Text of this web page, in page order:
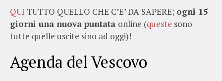
QUI TUTTO QUELLO CHE C’E’ DA SAPERE; ogni 15
giorni una nuova puntata online (queste sono
tutte quelle uscite sino ad oggi)!
Agenda del Vescovo